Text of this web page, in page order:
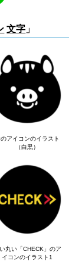
文字 」
アイコンのイラスト
（白黒）
丸い「CHECK」のア
イコンのイラスト1